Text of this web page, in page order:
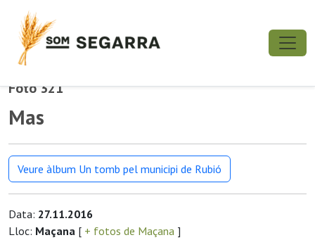
Foto 321
Mas
Veure àlbum Un tomb pel municipi de Rubió
Data: 27.11.2016
Lloc: Maçana [ + fotos de Maçana ]